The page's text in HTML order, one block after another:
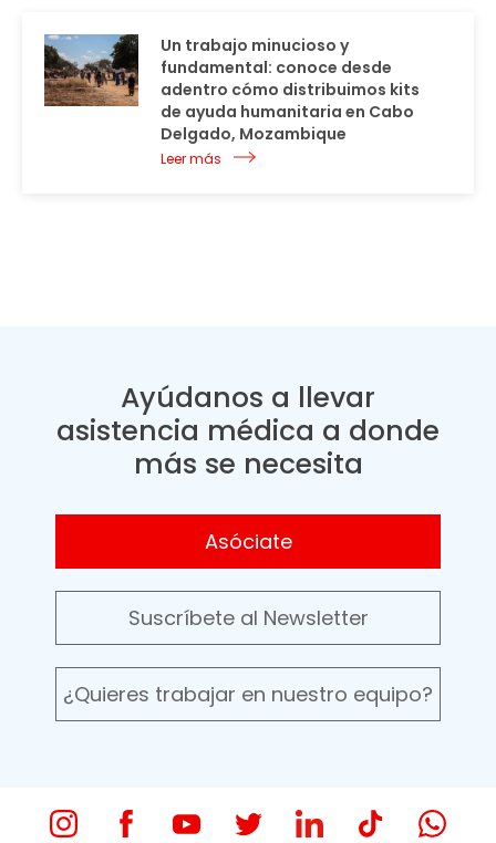
Un trabajo minucioso y
fundamental: conoce desde
adentro cómo distribuimos kits
de ayuda humanitaria en Cabo
Delgado, Mozambique
Leer más
Ayúdanos a llevar
asistencia médica a donde
más se necesita
Asóciate
Suscríbete al Newsletter
¿Quieres trabajar en nuestro equipo?